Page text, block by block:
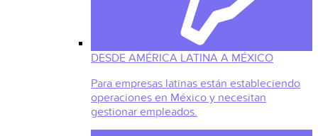
DESDE AMÉRICA LATINA A MÉXICO
Para empresas latinas están estableciendo
operaciones en México y necesitan
gestionar empleados.